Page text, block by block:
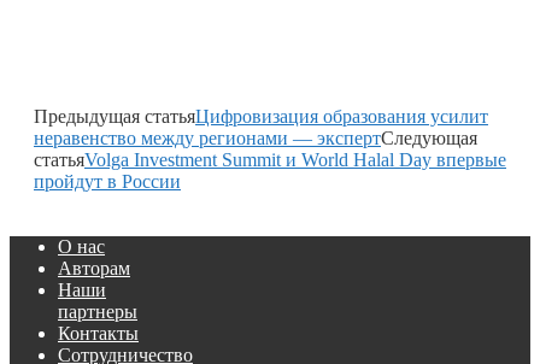
Предыдущая статьяЦифровизация образования усилит
неравенство между регионами — экспертСледующая
статьяVolga Investment Summit и World Halal Day впервые
пройдут в России
О нас
Авторам
Наши
партнеры
Контакты
Сотрудничество